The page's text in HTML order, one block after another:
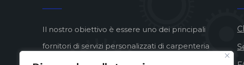
Il nostro obiettivo è essere uno dei principali
fornitori di servizi personalizzati di carpenteria
pesante in metallo, offrendo una qualità